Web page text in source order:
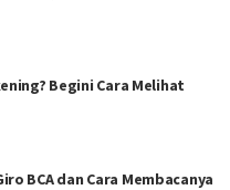
Begini Cara Melihat
BCA dan Cara Membacanya